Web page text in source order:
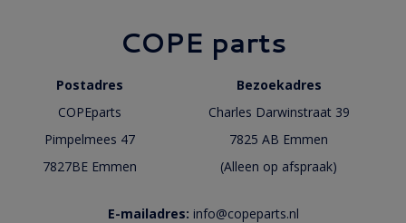
COPE parts
Postadres
Bezoekadres
COPEparts
Charles Darwinstraat 39
Pimpelmees 47
7825 AB Emmen
7827BE Emmen
(Alleen op afspraak)
E-mailadres: info@copeparts.nl